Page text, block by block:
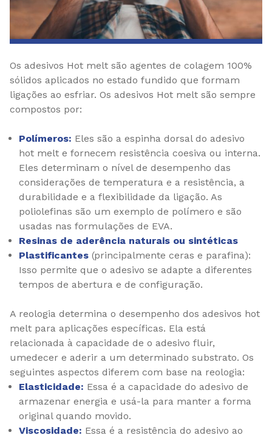
Os adesivos Hot melt são agentes de colagem 100%
sólidos aplicados no estado fundido que formam
ligações ao esfriar. Os adesivos Hot melt são sempre
compostos por:
Polímeros: Eles são a espinha dorsal do adesivo
hot melt e fornecem resistência coesiva ou interna.
Eles determinam o nível de desempenho das
considerações de temperatura e a resistência, a
durabilidade e a flexibilidade da ligação. As
poliolefinas são um exemplo de polímero e são
usadas nas formulações de EVA.
Resinas de aderência naturais ou sintéticas
Plastificantes (principalmente ceras e parafina):
Isso permite que o adesivo se adapte a diferentes
tempos de abertura e de configuração.
A reologia determina o desempenho dos adesivos hot
melt para aplicações específicas. Ela está
relacionada à capacidade de o adesivo fluir,
umedecer e aderir a um determinado substrato. Os
seguintes aspectos diferem com base na reologia:
Elasticidade: Essa é a capacidade do adesivo de
armazenar energia e usá-la para manter a forma
original quando movido.
Viscosidade: Essa é a resistência do adesivo ao